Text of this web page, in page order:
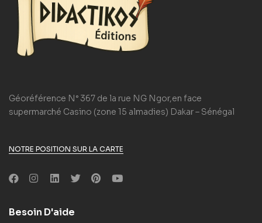
Géoréférence N° 367 de la rue NG Ngor,en face
supermarché Casino (zone 15 almadies) Dakar – Sénégal
NOTRE POSITION SUR LA CARTE
Besoin D'aide